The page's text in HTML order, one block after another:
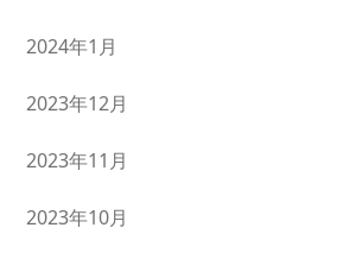
2024年1月
2023年12月
2023年11月
2023年10月